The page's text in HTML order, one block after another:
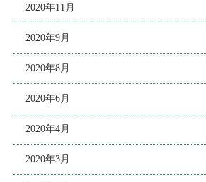
2020年11月
2020年9月
2020年8月
2020年6月
2020年4月
2020年3月